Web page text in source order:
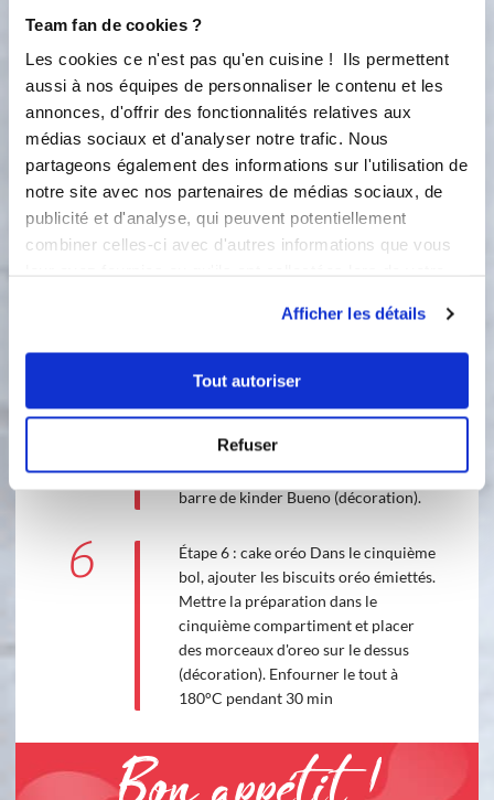
Team fan de cookies ?
Les cookies ce n'est pas qu'en cuisine ! Ils permettent
aussi à nos équipes de personnaliser le contenu et les
annonces, d'offrir des fonctionnalités relatives aux
médias sociaux et d'analyser notre trafic. Nous
partageons également des informations sur l'utilisation de
notre site avec nos partenaires de médias sociaux, de
publicité et d'analyse, qui peuvent potentiellement
combiner celles-ci avec d'autres informations que vous
Afficher les détails
Tout autoriser
Refuser
3
Étape 3 : cake spéculos Faire fondre
deuxième bol. Mettre dans
préparation dans le deuxième
compartiment et ajouter le spéculos
émietté sur le dessus (décoration).
4
Étape 4 : cake ananas/coco Dans le
troisième bol ajouter la noix de coco
râpée. Mettre la préparation dans le
5
Étape 5 : cake kinder Dans le
quatrième bol, ajouter les Kinder
Mettre la préparation dans le
quatrième compartiment. Une fois
cuit, ajouter la pâte à tartiner et la
barre de kinder Bueno (décoration).
6
Étape 6 : cake oréo Dans le cinquième
bol, ajouter les biscuits oréo émiettés.
Mettre la préparation dans le
cinquième compartiment et placer
des morceaux d'oreo sur le dessus
(décoration). Enfourner le tout à
180°C pendant 30 min